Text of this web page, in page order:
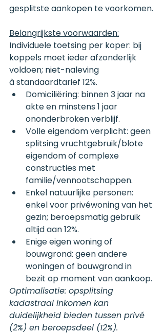
gesplitste aankopen te voorkomen.
Belangrijkste voorwaarden:
Individuele toetsing per koper: bij
koppels moet ieder afzonderlijk
voldoen; niet-naleving
à standaardtarief 12%.
Domiciliëring: binnen 3 jaar na
akte en minstens 1 jaar
ononderbroken verblijf.
Volle eigendom verplicht: geen
splitsing vruchtgebruik/blote
eigendom of complexe
constructies met
familie/vennootschappen.
Enkel natuurlijke personen:
enkel voor privéwoning van het
gezin; beroepsmatig gebruik
altijd aan 12%.
Enige eigen woning of
bouwgrond: geen andere
woningen of bouwgrond in
bezit op moment van aankoop.
Optimalisatie: opsplitsing
kadastraal inkomen kan
duidelijkheid bieden tussen privé
(2%) en beroepsdeel (12%).